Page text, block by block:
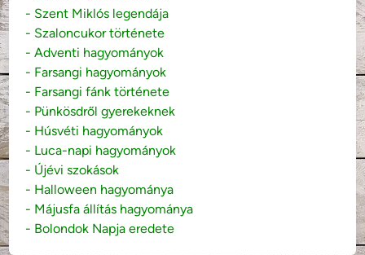
- Szent Miklós legendája
- Szaloncukor története
- Adventi hagyományok
- Farsangi hagyományok
- Farsangi fánk története
- Pünkösdről gyerekeknek
- Húsvéti hagyományok
- Luca-napi hagyományok
- Újévi szokások
- Halloween hagyománya
- Májusfa állítás hagyománya
- Bolondok Napja eredete